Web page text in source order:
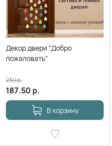
Декор двери "Добро
пожаловать"
187.50 р.
250р.
В корзину